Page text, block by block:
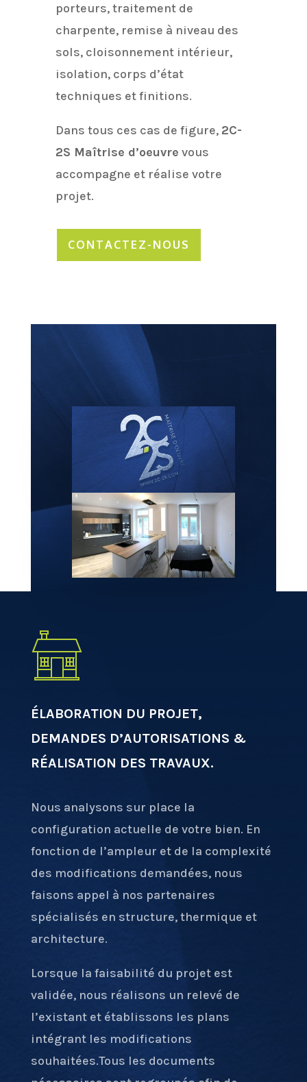
porteurs, traitement de
charpente, remise à niveau des
sols, cloisonnement intérieur,
isolation, corps d’état
techniques et finitions.
Dans tous ces cas de figure, 2C-
2S Maîtrise d’oeuvre vous
accompagne et réalise votre
projet.
CONTACTEZ-NOUS
ÉLABORATION DU PROJET,
DEMANDES D’AUTORISATIONS &
RÉALISATION DES TRAVAUX.
Nous analysons sur place la
configuration actuelle de votre bien. En
fonction de l’ampleur et de la complexité
des modifications demandées, nous
faisons appel à nos partenaires
spécialisés en structure, thermique et
architecture.
Lorsque la faisabilité du projet est
validée, nous réalisons un relevé de
l’existant et établissons les plans
intégrant les modifications
souhaitées.Tous les documents